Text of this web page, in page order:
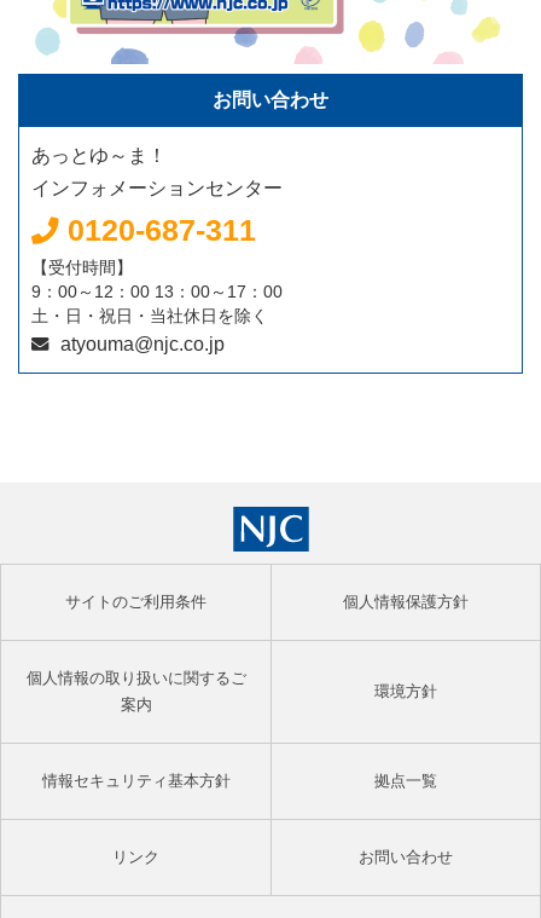
お問い合わせ
あっとゆ～ま！
インフォメーションセンター
0120-687-311
【受付時間】
9：00～12：00 13：00～17：00
土・日・祝日・当社休日を除く
atyouma@njc.co.jp
サイトのご利用条件 個人情報保護方針
個人情報の取り扱いに関するご
案内
環境方針
情報セキュリティ基本方針 拠点一覧
リンク お問い合わせ